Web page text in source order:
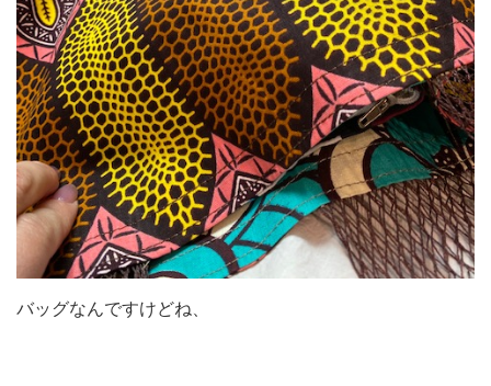
バッグなんですけどね、